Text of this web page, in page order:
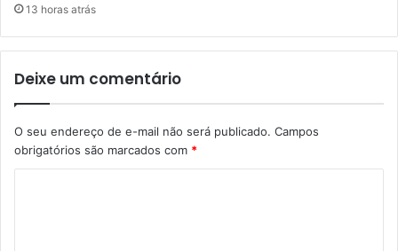
13 horas atrás
Deixe um comentário
O seu endereço de e-mail não será publicado. Campos
obrigatórios são marcados com *